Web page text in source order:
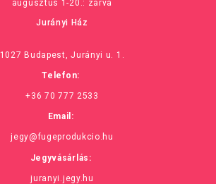
augusztus 1-20.: zárva
Jurányi Ház
1027 Budapest, Jurányi u. 1.
Telefon:
+36 70 777 2533
Email:
jegy@fugeprodukcio.hu
Jegyvásárlás:
juranyi.jegy.hu